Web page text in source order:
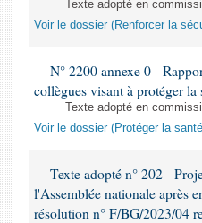
Texte adopté en
Voir le dossier (Renforcer la
N° 2200 annexe 0 -
collègues visant à protéger
Texte adopté en
Voir le dossier (Protéger la
Texte adopté n° 202 -
l'Assemblée nationale après
résolution n° F/BG/2023/04